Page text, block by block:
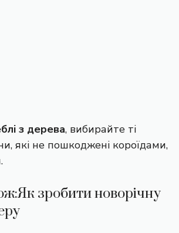
з дерева, вибирайте ті
які не пошкоджені короїдами,
Як зробити новорічну